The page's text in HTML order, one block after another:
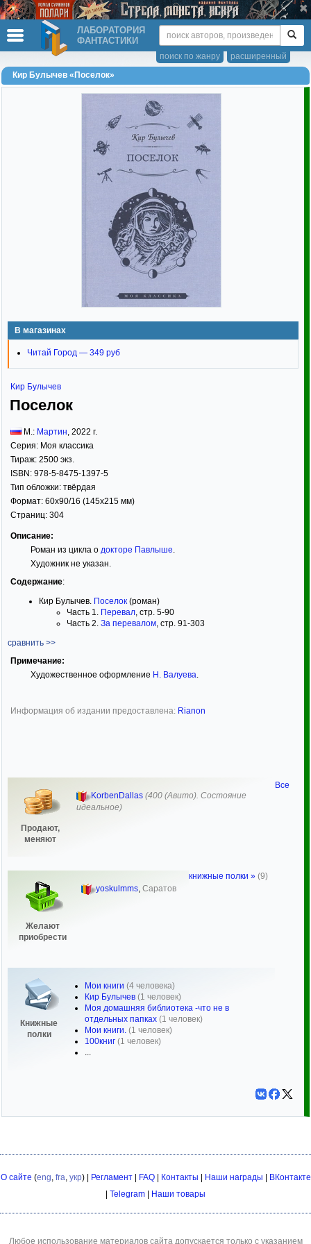
ЛАБОРАТОРИЯ
ФАНТАСТИКИ
расширенный
поиск по жанру
Кир Булычев «Поселок»
В магазинах
Читай Город — 349 руб
Кир Булычев
Поселок
М.: Мартин 2022 г.
Серия: Моя классика
Тираж: 2500 экз.
ISBN: 978-5-8475-1397-5
Тип обложки: твёрдая
Формат: 60x90/16 (145x215 мм)
Страниц: 304
Описание:
Роман из цикла о докторе Павлыше
Художник не указан.
Содержание:
Кир Булычев. Поселок (роман)
Часть 1. Перевал , стр. 5-90
Часть 2. За перевалом , стр. 91-303
сравнить >>
Примечание:
Художественное оформление Н. Валуева
Информация об издании предоставлена: Rianon
Продают,
меняют
KorbenDallas (400 (Авито). Состояние
идеальное)
Желают
приобрести
yoskulmms, Саратов
Книжные
полки
Мои книги (4 человека)
Кир Булычев (1 человек)
Моя домашняя библиотека -что не в
отдельных папках (1 человек)
Мои книги. (1 человек)
100книг (1 человек)
...
Все
книжные полки » (9)
О сайте (eng, fra, укр) | Регламент| FAQ| Контакты Наши награды
ВКонтакте
Telegram Наши товары
Любое использование материалов сайта допускается только с указанием